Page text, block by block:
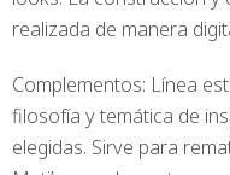
realizada de manera
Complementos: Línea
filosofía y temática de
elegidas. Sirve para